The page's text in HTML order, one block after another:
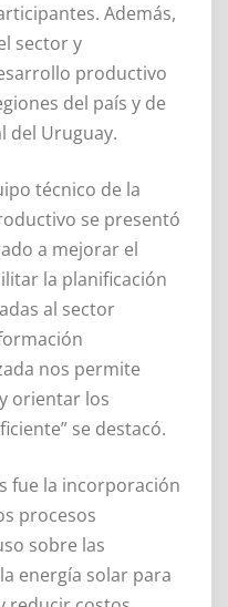
Además,
sector y
productivo
del país y de
del Uruguay.
técnico de la
se presentó
a mejorar el
la planificación
al sector
nos permite
orientar los
se destacó.
fue la incorporación
procesos
sobre las
energía solar para